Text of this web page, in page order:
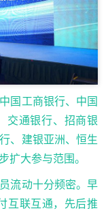
国工商银行、中国
交通银行、招商银
、建银亚洲、恒生
扩大参与范围。
流动十分频密。早
互联互通，先后推